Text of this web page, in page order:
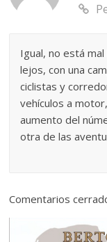
Igual, no está
lejos, con una
ciclistas y
vehículos a
aumento del
otra de las
Comentarios